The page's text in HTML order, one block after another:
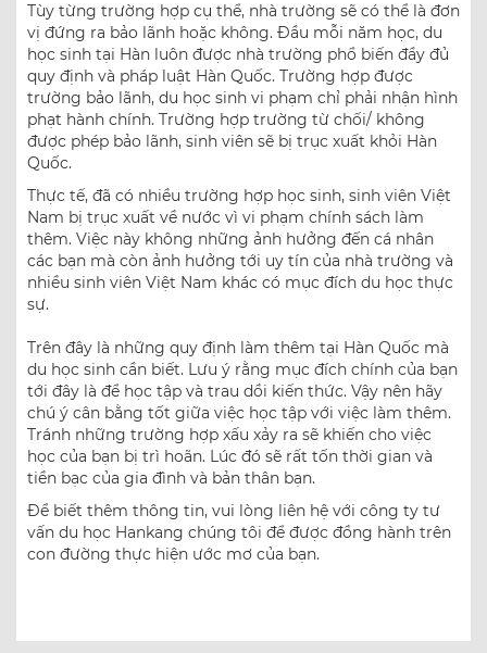
Tùy từng trường hợp cụ thể, nhà trường sẽ có thể là đơn
vị đứng ra bảo lãnh hoặc không. Đầu mỗi năm học, du
học sinh tại Hàn luôn được nhà trường phổ biến đầy đủ
quy định và pháp luật Hàn Quốc. Trường hợp được
trường bảo lãnh, du học sinh vi phạm chỉ phải nhận hình
phạt hành chính. Trường hợp trường từ chối/ không
được phép bảo lãnh, sinh viên sẽ bị trục xuất khỏi Hàn
Quốc.
Thực tế, đã có nhiều trường hợp học sinh, sinh viên Việt
Nam bị trục xuất về nước vì vi phạm chính sách làm
thêm. Việc này không những ảnh hưởng đến cá nhân
các bạn mà còn ảnh hưởng tới uy tín của nhà trường và
nhiều sinh viên Việt Nam khác có mục đích du học thực
sự.
Trên đây là những quy định làm thêm tại Hàn Quốc mà
du học sinh cần biết. Lưu ý rằng mục đích chính của bạn
tới đây là để học tập và trau dồi kiến thức. Vậy nên hãy
chú ý cân bằng tốt giữa việc học tập với việc làm thêm.
Tránh những trường hợp xấu xảy ra sẽ khiến cho việc
học của bạn bị trì hoãn. Lúc đó sẽ rất tốn thời gian và
tiền bạc của gia đình và bản thân bạn.
Để biết thêm thông tin, vui lòng liên hệ với công ty tư
vấn du học Hankang chúng tôi để được đồng hành trên
con đường thực hiện ước mơ của bạn.